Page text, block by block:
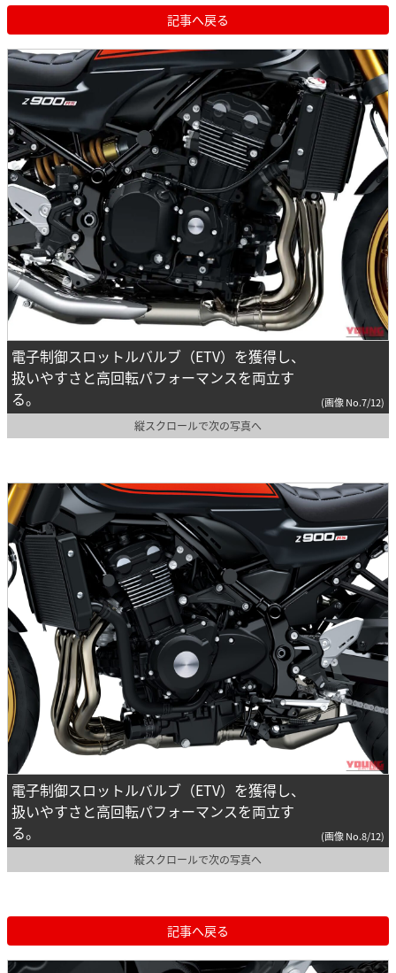
記事へ戻る
電子制御スロットルバルブ（ETV）を獲得し、
扱いやすさと高回転パフォーマンスを両立す
る。
(画像 No.7/12)
縦スクロールで次の写真へ
電子制御スロットルバルブ（ETV）を獲得し、
扱いやすさと高回転パフォーマンスを両立す
る。
(画像 No.8/12)
縦スクロールで次の写真へ
記事へ戻る